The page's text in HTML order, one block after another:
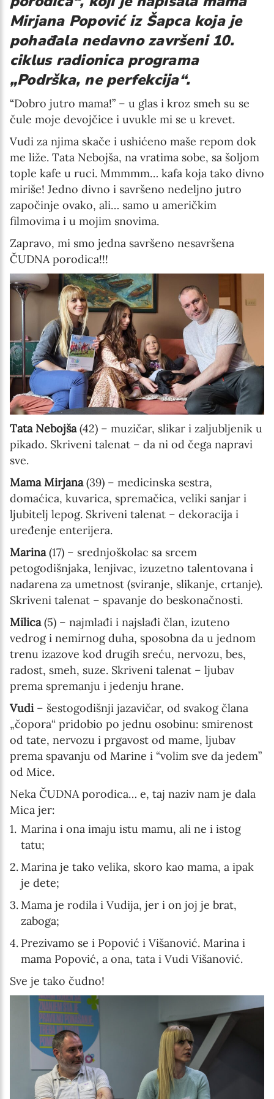
Mirjana Popović iz Šapca koja je
pohađala nedavno završeni 10.
ciklus radionica programa
„Podrška, ne perfekcija“.
“Dobro jutro mama!” – u glas i kroz smeh su se
čule moje devojčice i uvukle mi se u krevet.
Vudi za njima skače i ushićeno maše repom dok
me liže. Tata Nebojša, na vratima sobe, sa šoljom
tople kafe u ruci. Mmmmm… kafa koja tako divno
miriše! Jedno divno i savršeno nedeljno jutro
započinje ovako, ali… samo u američkim
filmovima i u mojim snovima.
Zapravo, mi smo jedna savršeno nesavršena
ČUDNA porodica!!!
Tata Nebojša(42) – muzičar, slikar i zaljubljenik u
pikado. Skriveni talenat – da ni od čega napravi
sve.
Mama Mirjana(39) – medicinska sestra,
domaćica, kuvarica, spremačica, veliki sanjar i
ljubitelj lepog. Skriveni talenat – dekoracija i
uređenje enterijera.
Marina(17) – srednjoškolac sa srcem
petogodišnjaka, lenjivac, izuzetno talentovana i
nadarena za umetnost (sviranje, slikanje, crtanje).
Skriveni talenat – spavanje do beskonačnosti.
Milica(5) – najmlađi i najslađi član, izuteno
vedrog i nemirnog duha, sposobna da u jednom
trenu izazove kod drugih sreću, nervozu, bes,
radost, smeh, suze. Skriveni talenat – ljubav
prema spremanju i jedenju hrane.
Vudi– šestogodišnji jazavičar, od svakog člana
„čopora“ pridobio po jednu osobinu: smirenost
od tate, nervozu i prgavost od mame, ljubav
prema spavanju od Marine i “volim sve da jedem”
od Mice.
Neka ČUDNA porodica… e, taj naziv nam je dala
Mica jer:
Marina i ona imaju istu mamu, ali ne i istog
tatu;
Marina je tako velika, skoro kao mama, a ipak
je dete;
Mama je rodila i Vudija, jer i on joj je brat,
zaboga;
Prezivamo se i Popović i Višanović. Marina i
mama Popović, a ona, tata i Vudi Višanović.
Sve je tako čudno!